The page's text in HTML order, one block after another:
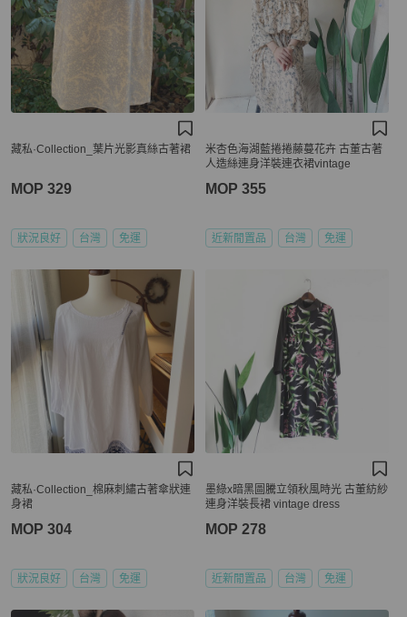
藏私·Collection_葉片光影真絲古著裙
MOP 329
狀況良好 台灣 免運
米杏色海湖藍捲捲藤蔓花卉 古董古著
人造絲連身洋裝連衣裙vintage
MOP 355
近新閒置品 台灣 免運
藏私·Collection_棉麻刺繡古著傘狀連
身裙
MOP 304
狀況良好 台灣 免運
墨綠x暗黑圖騰立領秋風時光 古董紡紗
連身洋裝長裙 vintage dress
MOP 278
近新閒置品 台灣 免運